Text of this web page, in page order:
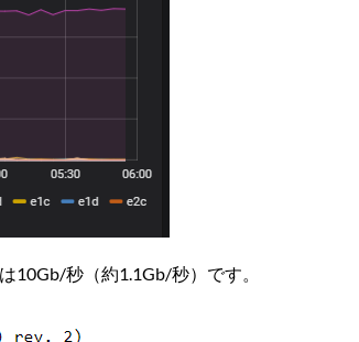
10Gb/秒（約1.1Gb/秒）です。